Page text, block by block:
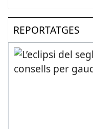
REPORTATGES